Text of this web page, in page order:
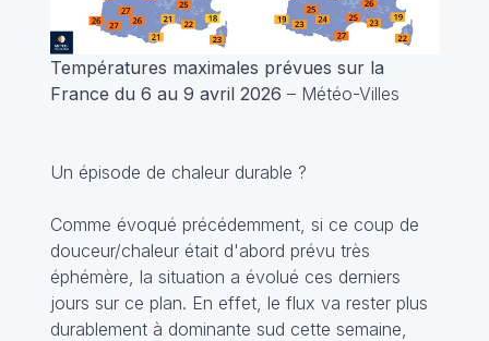
Températures maximales prévues sur la
France du 6 au 9 avril 2026 – Météo-Villes
Un épisode de chaleur durable ?
Comme évoqué précédemment, si ce coup de
douceur/chaleur était d'abord prévu très
éphémère, la situation a évolué ces derniers
jours sur ce plan. En effet, le flux va rester plus
durablement à dominante sud cette semaine,